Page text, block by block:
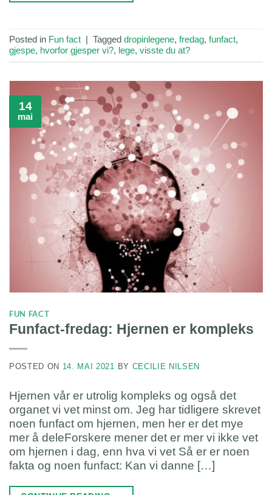
Posted in Fun fact | Tagged dropinlegene, fredag, funfact,
gjespe, hvorfor gjesper vi?, lege, visste du at?
14
mai
FUN FACT
Funfact-fredag: Hjernen er kompleks
POSTED ON 14. MAI 2021 BY CECILIE NILSEN
Hjernen vår er utrolig kompleks og også det
organet vi vet minst om. Jeg har tidligere skrevet
noen funfact om hjernen, men her er det mye
mer å deleForskere mener det er mer vi ikke vet
om hjernen i dag, enn hva vi vet Så er er noen
fakta og noen funfact: Kan vi danne […]